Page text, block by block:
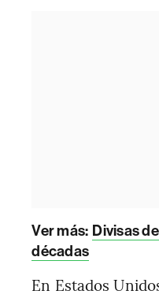
Ver más: Divisas
décadas
En Estados